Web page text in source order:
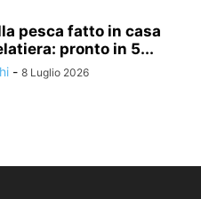
pesca fatto in casa
pronto in 5...
- 8 Luglio 2026